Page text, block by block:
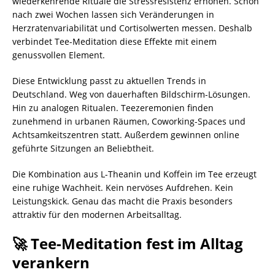
nach zwei Wochen lassen sich Veränderungen in
Herzratenvariabilität und Cortisolwerten messen. Deshalb
verbindet Tee-Meditation diese Effekte mit einem
genussvollen Element.
Diese Entwicklung passt zu aktuellen Trends in
Deutschland. Weg von dauerhaften Bildschirm-Lösungen.
Hin zu analogen Ritualen. Teezeremonien finden
zunehmend in urbanen Räumen, Coworking-Spaces und
Achtsamkeitszentren statt. Außerdem gewinnen online
geführte Sitzungen an Beliebtheit.
Die Kombination aus L-Theanin und Koffein im Tee erzeugt
eine ruhige Wachheit. Kein nervöses Aufdrehen. Kein
Leistungskick. Genau das macht die Praxis besonders
attraktiv für den modernen Arbeitsalltag.
🚀 Tee-Meditation fest im Alltag
verankern